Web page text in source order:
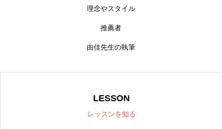
理念やスタイル
推薦者
由佳先生の執筆
LESSON
レッスンを知る